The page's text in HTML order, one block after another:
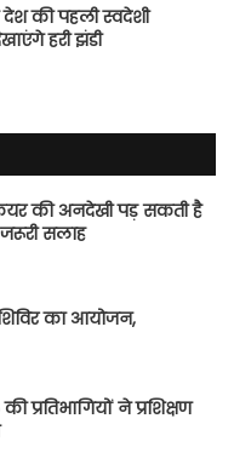
देश की पहली स्वदेशी
हरी झंडी
की अनदेखी पड़ सकती है
जरूरी सलाह
का आयोजन,
प्रतिभागियों ने प्रशिक्षण